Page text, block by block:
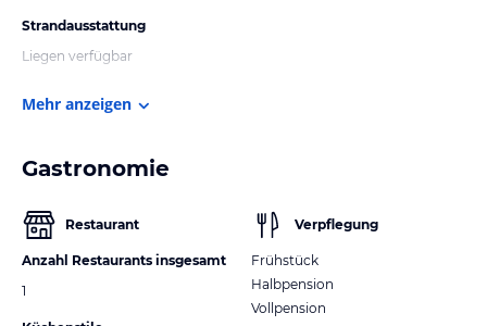
Strandausstattung
Liegen verfügbar
Mehr anzeigen
Gastronomie
Restaurant
Anzahl Restaurants insgesamt
1
Verpflegung
Frühstück
Halbpension
Vollpension